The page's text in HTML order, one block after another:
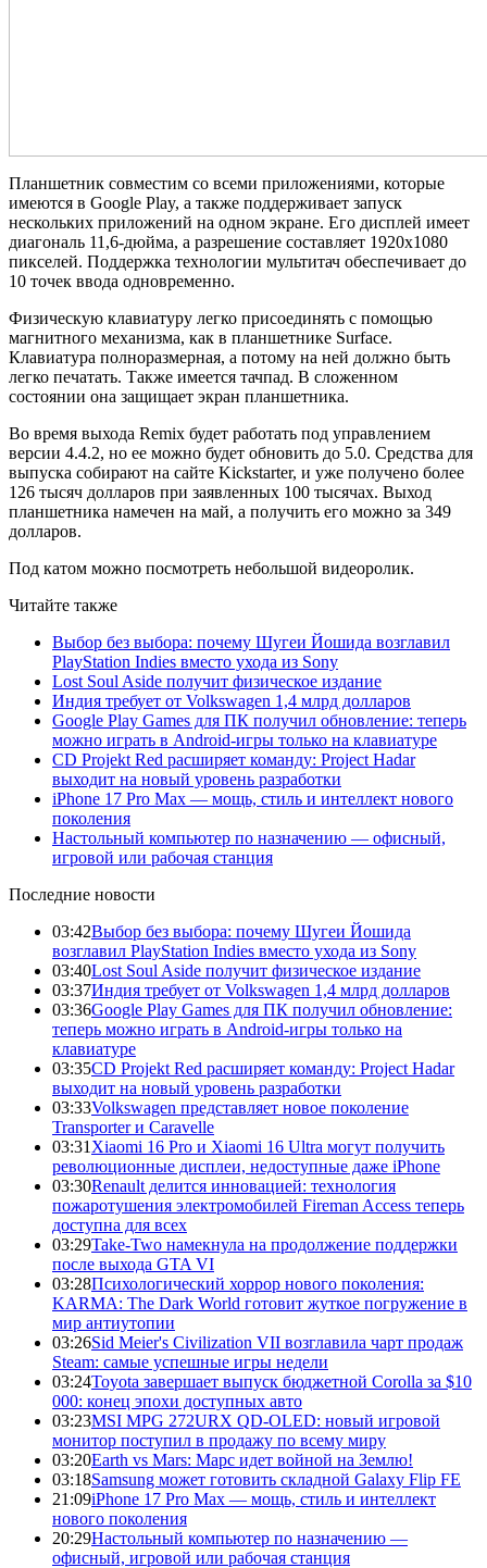
Планшетник совместим со всеми приложениями, которые
имеются в Google Play, а также поддерживает запуск
нескольких приложений на одном экране. Его дисплей имеет
диагональ 11,6-дюйма, а разрешение составляет 1920х1080
пикселей. Поддержка технологии мультитач обеспечивает до
10 точек ввода одновременно.
Физическую клавиатуру легко присоединять с помощью
магнитного механизма, как в планшетнике Surface.
Клавиатура полноразмерная, а потому на ней должно быть
легко печатать. Также имеется тачпад. В сложенном
состоянии она защищает экран планшетника.
Во время выхода Remix будет работать под управлением
версии 4.4.2, но ее можно будет обновить до 5.0. Средства для
выпуска собирают на сайте Kickstarter, и уже получено более
126 тысяч долларов при заявленных 100 тысячах. Выход
планшетника намечен на май, а получить его можно за 349
долларов.
Под катом можно посмотреть небольшой видеоролик.
Читайте также
Выбор без выбора: почему Шугеи Йошида возглавил
PlayStation Indies вместо ухода из Sony
Lost Soul Aside получит физическое издание
Индия требует от Volkswagen 1,4 млрд долларов
Google Play Games для ПК получил обновление: теперь
можно играть в Android-игры только на клавиатуре
CD Projekt Red расширяет команду: Project Hadar
выходит на новый уровень разработки
iPhone 17 Pro Max — мощь, стиль и интеллект нового
поколения
Настольный компьютер по назначению — офисный,
игровой или рабочая станция
Последние новости
03:42Выбор без выбора: почему Шугеи Йошида
возглавил PlayStation Indies вместо ухода из Sony
03:40Lost Soul Aside получит физическое издание
03:37Индия требует от Volkswagen 1,4 млрд долларов
03:36Google Play Games для ПК получил обновление:
теперь можно играть в Android-игры только на
клавиатуре
03:35CD Projekt Red расширяет команду: Project Hadar
выходит на новый уровень разработки
03:33Volkswagen представляет новое поколение
Transporter и Caravelle
03:31 Xiaomi 16 Pro и Xiaomi 16 Ultra могут получить
революционные дисплеи, недоступные даже iPhone
03:30Renault делится инновацией: технология
пожаротушения электромобилей Fireman Access теперь
доступна для всех
03:29Take-Two намекнула на продолжение поддержки
после выхода GTA VI
03:28Психологический хоррор нового поколения:
KARMA: The Dark World готовит жуткое погружение в
мир антиутопии
03:26Sid Meier's Civilization VII возглавила чарт продаж
Steam: самые успешные игры недели
03:24Toyota завершает выпуск бюджетной Corolla за $10
000: конец эпохи доступных авто
03:23MSI MPG 272URX QD-OLED: новый игровой
монитор поступил в продажу по всему миру
03:20Earth vs Mars: Марс идет войной на Землю!
03:18Samsung может готовить складной Galaxy Flip FE
21:09iPhone 17 Pro Max — мощь, стиль и интеллект
нового поколения
20:29Настольный компьютер по назначению —
офисный, игровой или рабочая станция